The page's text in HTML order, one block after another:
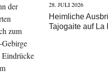
28. JULI 2026
Heimliche
Tajogaite auf La